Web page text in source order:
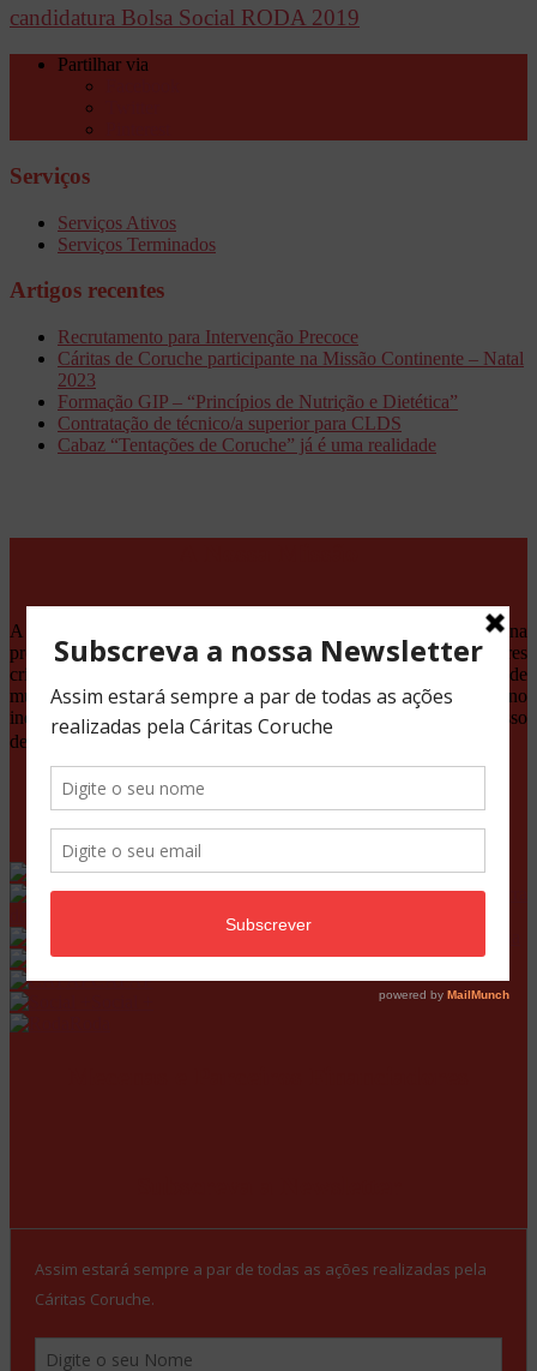
candidatura Bolsa Social RODA 2019
Partilhar via
Serviços
Serviços Ativos
Serviços Terminados
Artigos recentes
Recrutamento para Intervenção Precoce
Cáritas de Coruche participante na Missão Continente – Natal
2023
Formação GIP – “Princípios de Nutrição e Dietética”
Contratação de técnico/a superior para CLDS
Cabaz “Tentações de Coruche” já é uma realidade
A Cáritas Coruche é uma IPSS que desenvolve a sua acção na
promoção e defesa da dignidade humana, a partir dos valores
cristãos. Responde às necessidades da comunidade, através de
múltiplos serviços que dão suporte e promovem competências no
indivíduo e nas famílias, tornando-os responsáveis pelo seu processo
de mudança.
GIP
ELI – Coruche | Salvaterra
RSI – Coruche | Samora Correia
CATL
CAFAP